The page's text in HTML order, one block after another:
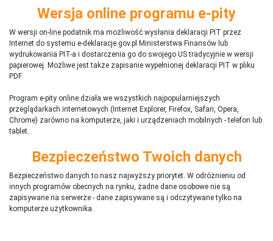
Wersja online programu e-pity
W wersji on-line podatnik ma możliwość wysłania deklaracji PIT przez
Internet do systemu e-deklaracje.gov.pl Ministerstwa Finansów lub
wydrukowania PIT-a i dostarczenia go do swojego US tradycyjnie w wersji
papierowej. Możliwe jest także zapisanie wypełnionej deklaracji PIT w pliku
PDF.
Program e-pity online działa we wszystkich najpopularniejszych
przeglądarkach internetowych (Internet Explorer, Firefox, Safari, Opera,
Chrome) zarówno na komputerze, jaki i urządzeniach mobilnych - telefon lub
tablet..
Bezpieczeństwo Twoich danych
Bezpieczeństwo danych to nasz najwyższy priorytet. W odróżnieniu od
innych programów obecnych na rynku, żadne dane osobowe nie są
zapisywane na serwerze - dane zapisywane są i odczytywane tylko na
komputerze użytkownika.